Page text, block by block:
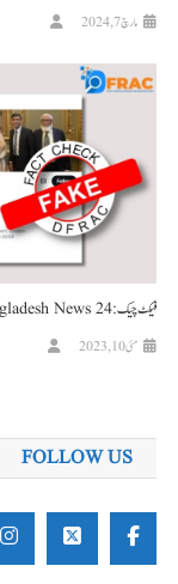
مارچ 7, 2024
فیکٹ چیک: Bangladesh News 24 کے نام سے چل رہا ہے فیک اکاؤنٹ، پروپیگنڈہ کرنے میں ملوث
مئی 10, 2023
FOLLOW US